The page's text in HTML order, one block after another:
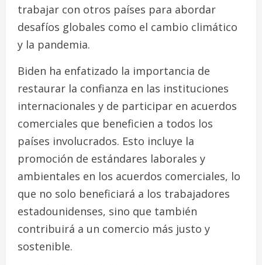
trabajar con otros países para abordar
desafíos globales como el cambio climático
y la pandemia.
Biden ha enfatizado la importancia de
restaurar la confianza en las instituciones
internacionales y de participar en acuerdos
comerciales que beneficien a todos los
países involucrados. Esto incluye la
promoción de estándares laborales y
ambientales en los acuerdos comerciales, lo
que no solo beneficiará a los trabajadores
estadounidenses, sino que también
contribuirá a un comercio más justo y
sostenible.